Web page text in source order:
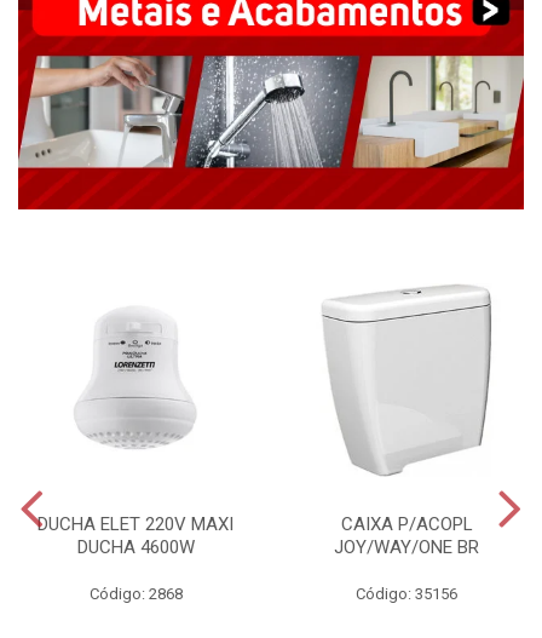
DUCHA ELET 220V MAXI
DUCHA 4600W
Código: 2868
CAIXA P/ACOPL
JOY/WAY/ONE BR
Código: 35156